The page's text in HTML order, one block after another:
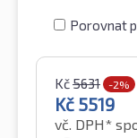
Porovnat
Kč5631 -2%
Kč 5519
vč. DPH*